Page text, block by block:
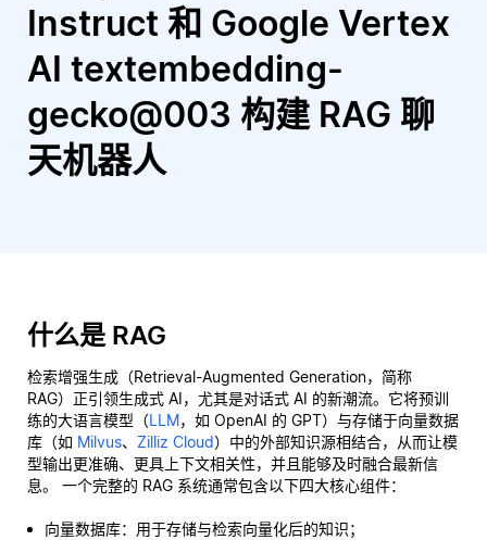
Instruct 和 Google Vertex
AI textembedding-
gecko@003 构建 RAG 聊
天机器人
什么是 RAG
检索增强生成（Retrieval-Augmented Generation，简称
RAG）正引领生成式 AI，尤其是对话式 AI 的新潮流。它将预训
练的大语言模型（LLM，如 OpenAI 的 GPT）与存储于向量数据
库（如 Milvus、 Zilliz Cloud）中的外部知识源相结合，从而让模
型输出更准确、更具上下文相关性，并且能够及时融合最新信
息。 一个完整的 RAG 系统通常包含以下四大核心组件：
向量数据库：用于存储与检索向量化后的知识；